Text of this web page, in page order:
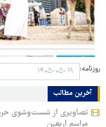
روزنامه:
آخرین مطالب
تصاویری از شست‌وشوی
مراسم اربعین